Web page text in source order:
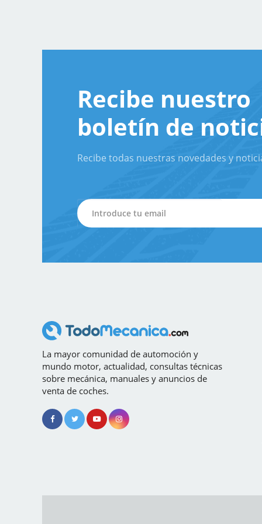
Recibe nuestro
boletín de
Recibe todas nuestras novedades y
La mayor comunidad de automoción y
mundo motor, actualidad, consultas técnicas
sobre mecánica, manuales y anuncios de
venta de coches.